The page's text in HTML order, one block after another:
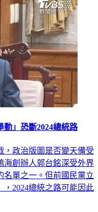
」恐斷2024總統路
，政治版圖是否變天備受
海創辦人郭台銘深受外界
名單之一。但前國民黨立
2024總統之路可能因此